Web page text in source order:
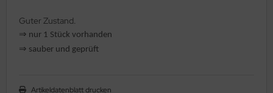
Guter Zustand.
⇒ nur 1 Stück vorhanden
⇒ sauber und geprüft
Artikeldatenblatt drucken